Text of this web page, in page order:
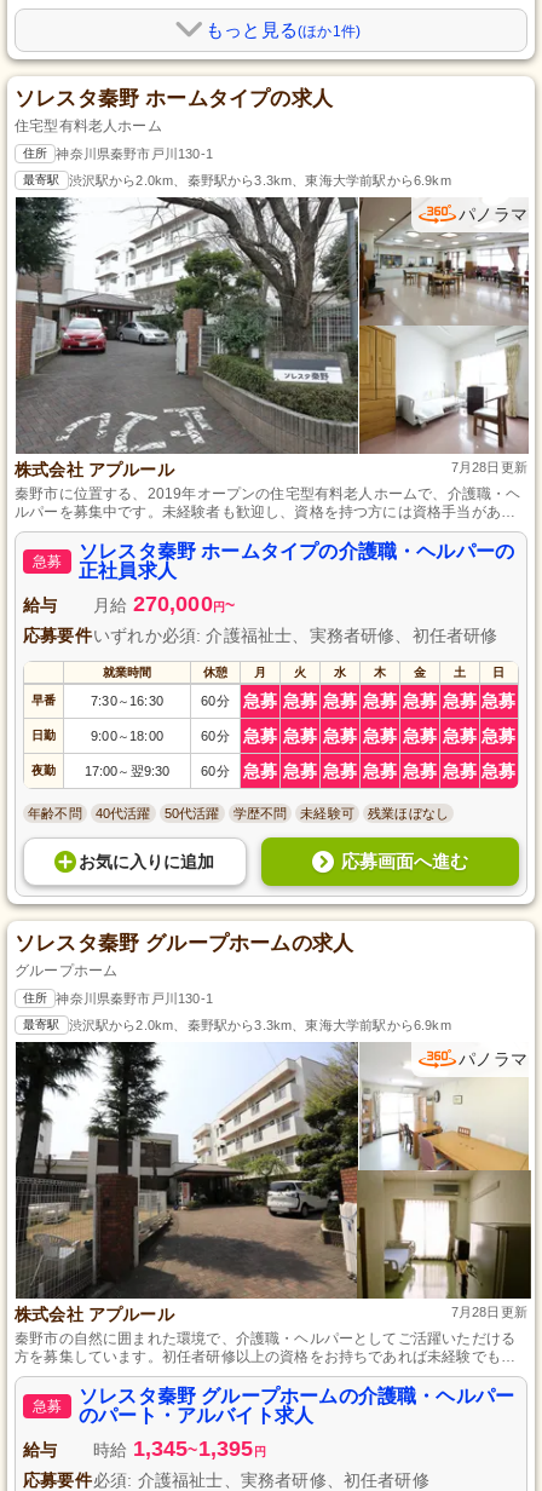
もっと見る(ほか1件)
ソレスタ秦野 ホームタイプの求人
住宅型有料老人ホーム
住所 神奈川県秦野市戸川130-1
最寄駅 渋沢駅から2.0km、秦野駅から3.3km、東海大学前駅から6.9km
パノラマ
株式会社 アプルール 7月28日更新
秦野市に位置する、2019年オープンの住宅型有料老人ホームで、介護職・ヘ
ルパーを募集中です。未経験者も歓迎し、資格を持つ方には資格手当があり
ます。認知症予防のためのレクリエーションや、アロマオイルの活用、保護
犬とのふれあいを通じ、利用者さま一人ひとりのこだわりに合わせた生活支
援を行います。月8日の休みで、プライベートも大切にできる環境です。
急募
ソレスタ秦野 ホームタイプの介護職・ヘルパーの
正社員求人
給与 月給 270,000円~
応募要件いずれか必須: 介護福祉士、実務者研修、初任者研修
就業時間 休憩 月 火 水 木 金 土 日
早番 7:30～ 16:30 60分 急募 急募 急募 急募 急募 急募 急募
日勤 9:00～ 18:00 60分 急募 急募 急募 急募 急募 急募 急募
夜勤 17:00～ 翌9:30 60分 急募 急募 急募 急募 急募 急募 急募
年齢不問 40代活躍 50代活躍 学歴不問 未経験可 残業ほぼなし
お気に入り に追加 応募画面へ進む
ソレスタ秦野 グループホームの求人
グループホーム
住所 神奈川県秦野市戸川130-1
最寄駅 渋沢駅から2.0km、秦野駅から3.3km、東海大学前駅から6.9km
パノラマ
株式会社 アプルール 7月28日更新
秦野市の自然に囲まれた環境で、介護職・ヘルパーとしてご活躍いただける
方を募集しています。初任者研修以上の資格をお持ちであれば未経験でも安
心してスタートできる体制が整っており、利用者様一人ひとりに寄り添った
ケアを提供することができます。勤務日は栄養バランスの整った美味しい食
事も提供され、働きながら健康も守れます。
急募
ソレスタ秦野 グループホームの介護職・ヘルパー
のパート・アルバイト求人
給与 時給 1,345~1,395 円
応募要件必須: 介護福祉士、実務者研修、初任者研修